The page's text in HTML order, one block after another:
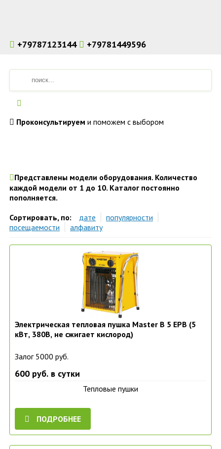
+79787123144 +79781449596
Проконсультируем и поможем с выбором
Представлены модели оборудования. Количество
каждой модели от 1 до 10. Каталог постоянно
пополняется.
Сортировать, по:
дате
популярности
посещаемости
алфавиту
Электрическая тепловая пушка Master B 5 EPB (5
кВт, 380В, не сжигает кислород)
Залог 5000 руб.
600 руб. в сутки
Тепловые пушки
ПОДРОБНЕЕ